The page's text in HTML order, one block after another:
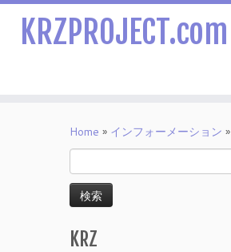
KRZPROJECT.com
Home » インフォーメーション »
索:
KRZ